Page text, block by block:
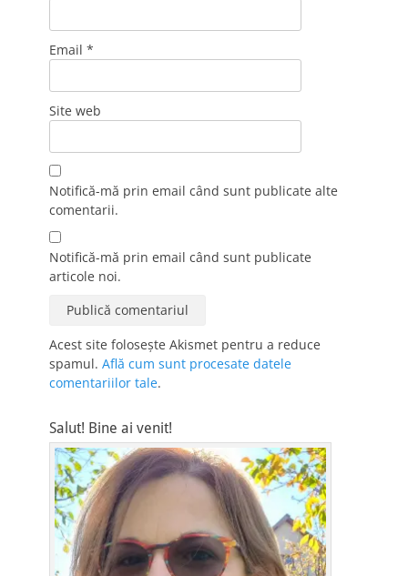
Email *
Site web
Notifică-mă prin email când sunt publicate alte
comentarii.
Notifică-mă prin email când sunt publicate
articole noi.
Acest site folosește Akismet pentru a reduce
spamul. Află cum sunt procesate datele
comentariilor tale.
Salut! Bine ai venit!